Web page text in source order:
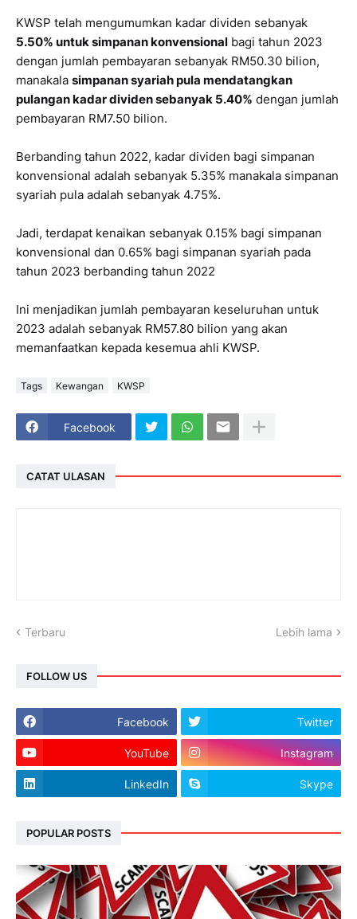
KWSP telah mengumumkan kadar dividen sebanyak
5.50% untuk simpanan konvensional bagi tahun 2023
dengan jumlah pembayaran sebanyak RM50.30 bilion,
manakala simpanan syariah pula mendatangkan
pulangan kadar dividen sebanyak 5.40% dengan jumlah
pembayaran RM7.50 bilion.
Berbanding tahun 2022, kadar dividen bagi simpanan
konvensional adalah sebanyak 5.35% manakala simpanan
syariah pula adalah sebanyak 4.75%.
Jadi, terdapat kenaikan sebanyak 0.15% bagi simpanan
konvensional dan 0.65% bagi simpanan syariah pada
tahun 2023 berbanding tahun 2022
Ini menjadikan jumlah pembayaran keseluruhan untuk
2023 adalah sebanyak RM57.80 bilion yang akan
memanfaatkan kepada kesemua ahli KWSP.
Tags Kewangan KWSP
Facebook
CATAT ULASAN
Terbaru Lebih lama
FOLLOW US
Facebook Twitter
YouTube Instagram
LinkedIn Skype
POPULAR POSTS